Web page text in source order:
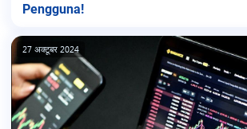
Pengguna!
27 अक्टूबर 2024